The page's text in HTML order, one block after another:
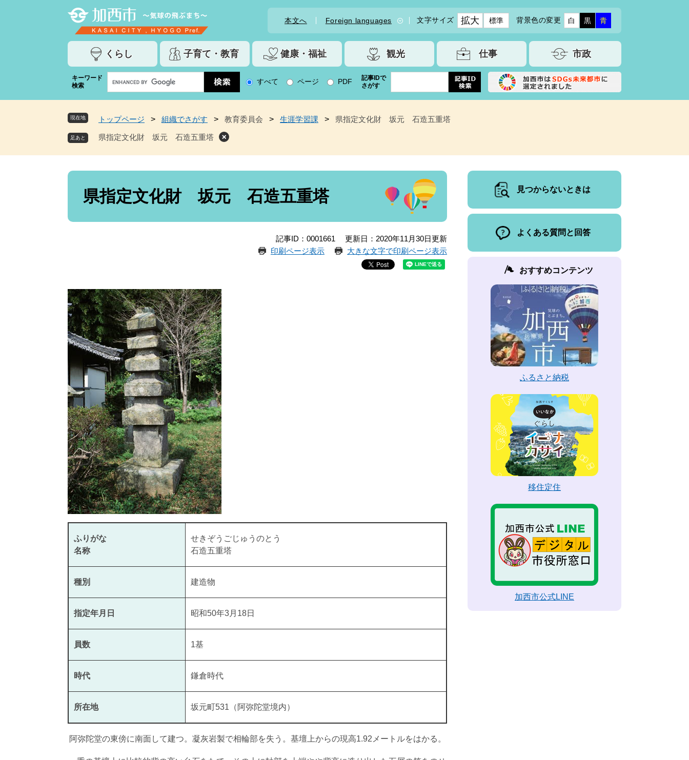
本文へ Foreign languages 文字サイズ 拡大 標準 背景色の変更 白 黒 青
くらし 子育て・教育 健康・福祉 観光 仕事 市政
キーワード
検索
o
l
カ
索
すべて ページ PDF
記事IDで
さがす
現在地 トップページ > 組織でさがす > 教育委員会 > 生涯学習課 > 県指定文化財 坂元 石造五重塔
県指定文化財 坂元 石造五重塔
本
県指定文化財 坂元 石造五重塔
記事ID：0001661
更新日：2020年11月30日更新
印刷ページ表示
大きな文字で印刷ページ表示
ふりがな
名称
せきぞうごじゅうのとう
石造五重塔
種別 建造物
指定年月日 昭和50年3月18日
員数 1基
時代 鎌倉時代
所在地 坂元町531（阿弥陀堂境内）
阿弥陀堂の東傍に南面して建つ。凝灰岩製で相輪部を失う。基壇上からの現高1.92メートルをはかる。
見つからないときは
よくある質問と回答
おすすめコンテンツ
ふるさと納税
移住定住
加西市公式LINE